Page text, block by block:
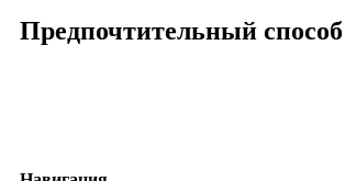
Предпочтительный